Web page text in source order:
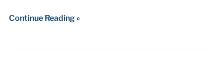
Continue Reading »